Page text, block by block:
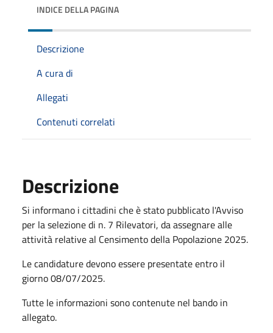
INDICE DELLA PAGINA
Descrizione
A cura di
Allegati
Contenuti correlati
Descrizione
Si informano i cittadini che è stato pubblicato l'Avviso
per la selezione di n. 7 Rilevatori, da assegnare alle
attività relative al Censimento della Popolazione 2025.
Le candidature devono essere presentate entro il
giorno 08/07/2025.
Tutte le informazioni sono contenute nel bando in
allegato.